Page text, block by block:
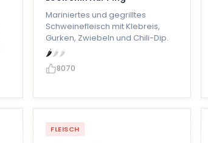
Mariniertes und gegrilltes
Schweinefleisch mit Klebreis,
Gurken, Zwiebeln und Chili-Dip.
🌶🌶🌶
8070
FLEISCH